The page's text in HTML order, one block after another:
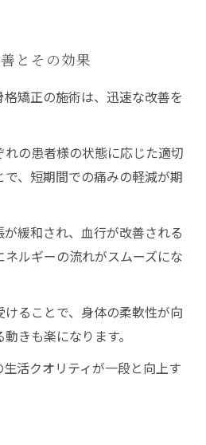
とその効果
矯正の施術は、迅速な改善を
の患者様の状態に応じた適切
、短期間での痛みの軽減が期
緩和され、血行が改善される
ルギーの流れがスムーズにな
ることで、身体の柔軟性が向
きも楽になります。
活クオリティが一段と向上す